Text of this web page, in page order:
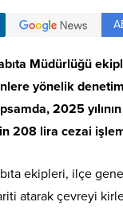
Müdürlüğü
yönelik
2025
208 lira cezai
ekipleri, ilçe
atarak çevreyi